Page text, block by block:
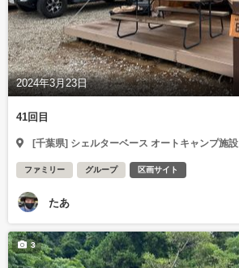
2024年3月23日
41回目
[千葉県] シェルターベース オートキャンプ施設
ファミリー グループ 区画サイト
たあ
3